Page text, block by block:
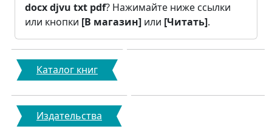
docxdjvu txt pdf? Нажимайте ниже ссылки
или кнопки [В магазин] или [Читать].
Каталог книг
Издательства